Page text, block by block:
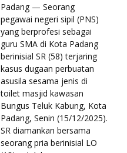
Padang — Seorang
pegawai negeri sipil (PNS)
yang berprofesi sebagai
guru SMA di Kota Padang
berinisial SR (58) terjaring
kasus dugaan perbuatan
asusila sesama jenis di
toilet masjid kawasan
Bungus Teluk Kabung, Kota
Padang, Senin (15/12/2025).
SR diamankan bersama
seorang pria berinisial LO